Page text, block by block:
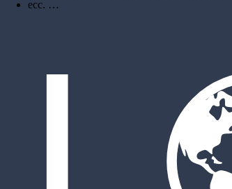
ecc. …